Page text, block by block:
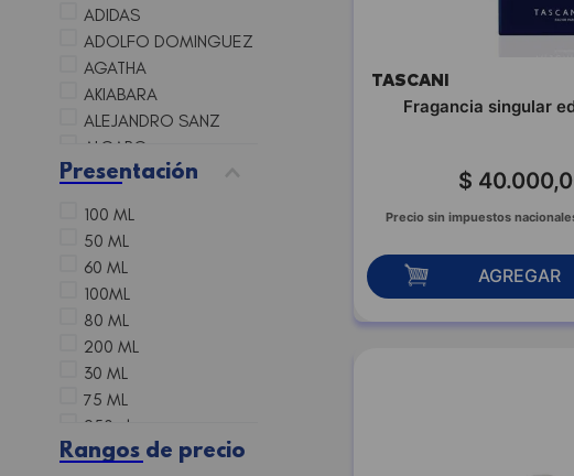
ADIDAS
ADOLFO DOMINGUEZ
AGATHA
AKIABARA
ALEJANDRO SANZ
ALGABO
ALLIANCE
ANTONIO BANDERAS
ARMANI
AZZARO
BENETTON
BENJAMIN V
BENSIMON
BLAQUE
BLESS
BOCA JUNIORS
BOOS
Presentación
100 ML
50 ML
60 ML
100ML
80 ML
200 ML
30 ML
75 ML
250ml
120 ML
Rangos de precio
TASCANI
Fragancia singular
$ 40.000,
Precio sin impuestos
AGREGAR